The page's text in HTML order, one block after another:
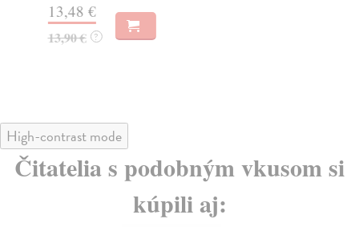
13,48 €
13,90 € ?
High-contrast mode
Čitatelia s podobným vkusom si
kúpili aj: